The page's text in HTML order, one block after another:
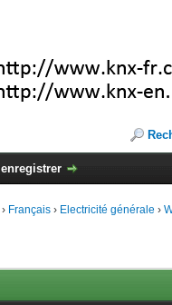
› Français › Electricité générale ›